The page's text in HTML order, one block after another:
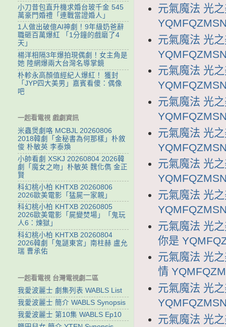
元氣魔法 光
元氣魔法 光
元氣魔法 光
元氣魔法 光
元氣魔法 光
元氣魔法 光
元氣魔法 光
元氣魔法 光
你是
元氣魔法 光
情
元氣魔法 光
元氣魔法 光
小刀昔包直升機求婚台玻千金 545
萬豪門婚禮「連戰當證婚人」
1人做出破億AI神劇！9年級奶爸辭
職砸百萬爆紅 「1分鐘的戲磨了4
天」
楊洋相隔3年爆拍現偶劇！女主角是
她 陸網爆兩大台灣名導掌鏡
朴軫永高顏值經紀人爆紅！ 獲封
「JYP四大美男」嘉賓看傻：偶像
吧
一起看電視 戲劇資訊
米蟲煲劇咯 MCBJL 20260806
2018韓劇「金秘書為何那樣」朴敘
俊 朴敏英 李泰煥
小帥看劇 XSKJ 20260804 2026韓
劇「魔女之吻」朴敏英 魏化儁 金正
賢
科幻桃小柏 KHTXB 20260806
2026歐美電影「猛屍一家親」
科幻桃小柏 KHTXB 20260805
2026歐美電影「屍變焚場」「鬼玩
人6：煉獄」
科幻桃小柏 KHTXB 20260804
2026韓劇「鬼謎東宮」南柱赫 盧允
瑞 曹承佑
一起看電視 台灣電視劇二區
我愛波麗士 劇集列表 WABLS List
我愛波麗士 簡介 WABLS Synopsis
我愛波麗士 第10集 WABLS Ep10